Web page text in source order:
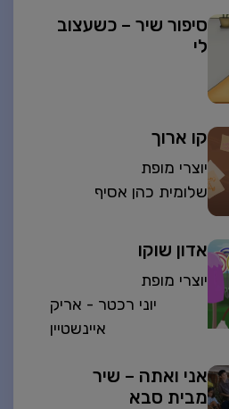
סיפור שיר – כשעצוב
קו ארוך
יוצרי מופת
שלומית כהן אסיף
אדון שוקו
יוצרי מופת
יוני רכטר - אריק
איינשטיין
אני ואתה – שיר
מבית סבא